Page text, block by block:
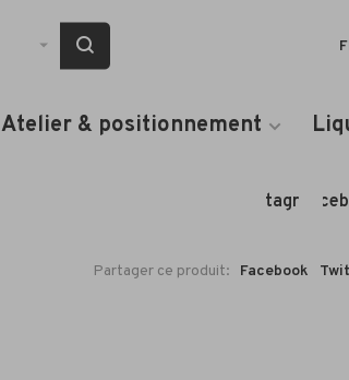
Atelier & positionnement
Instagram
Partager ce produit: Facebook